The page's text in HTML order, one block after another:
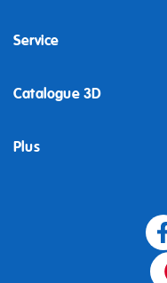
Service
Catalogue 3D
Plus